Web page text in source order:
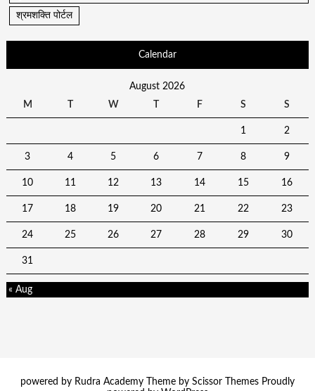
श्रमशक्ति पोर्टल
Calendar
August 2026
M
W F S S
1 2
3 4 5 6 7 8 9
10 11 12 13 14 15 16
17 18 19 20 21 22 23
24 25 26 27 28 29 30
31
« Aug
powered by Rudra Academy Theme by Scissor Themes Proudly